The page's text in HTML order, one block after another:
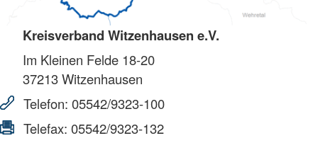
Kreisverband Witzenhausen e.V.
Im Kleinen Felde 18-20
37213Witzenhausen
Telefon: 05542/9323-100
Telefax: 05542/9323-132